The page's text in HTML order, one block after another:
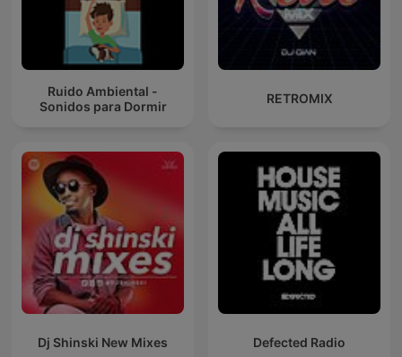
Ruido Ambiental -
Sonidos para Dormir
RETROMIX
Dj Shinski New Mixes Defected Radio